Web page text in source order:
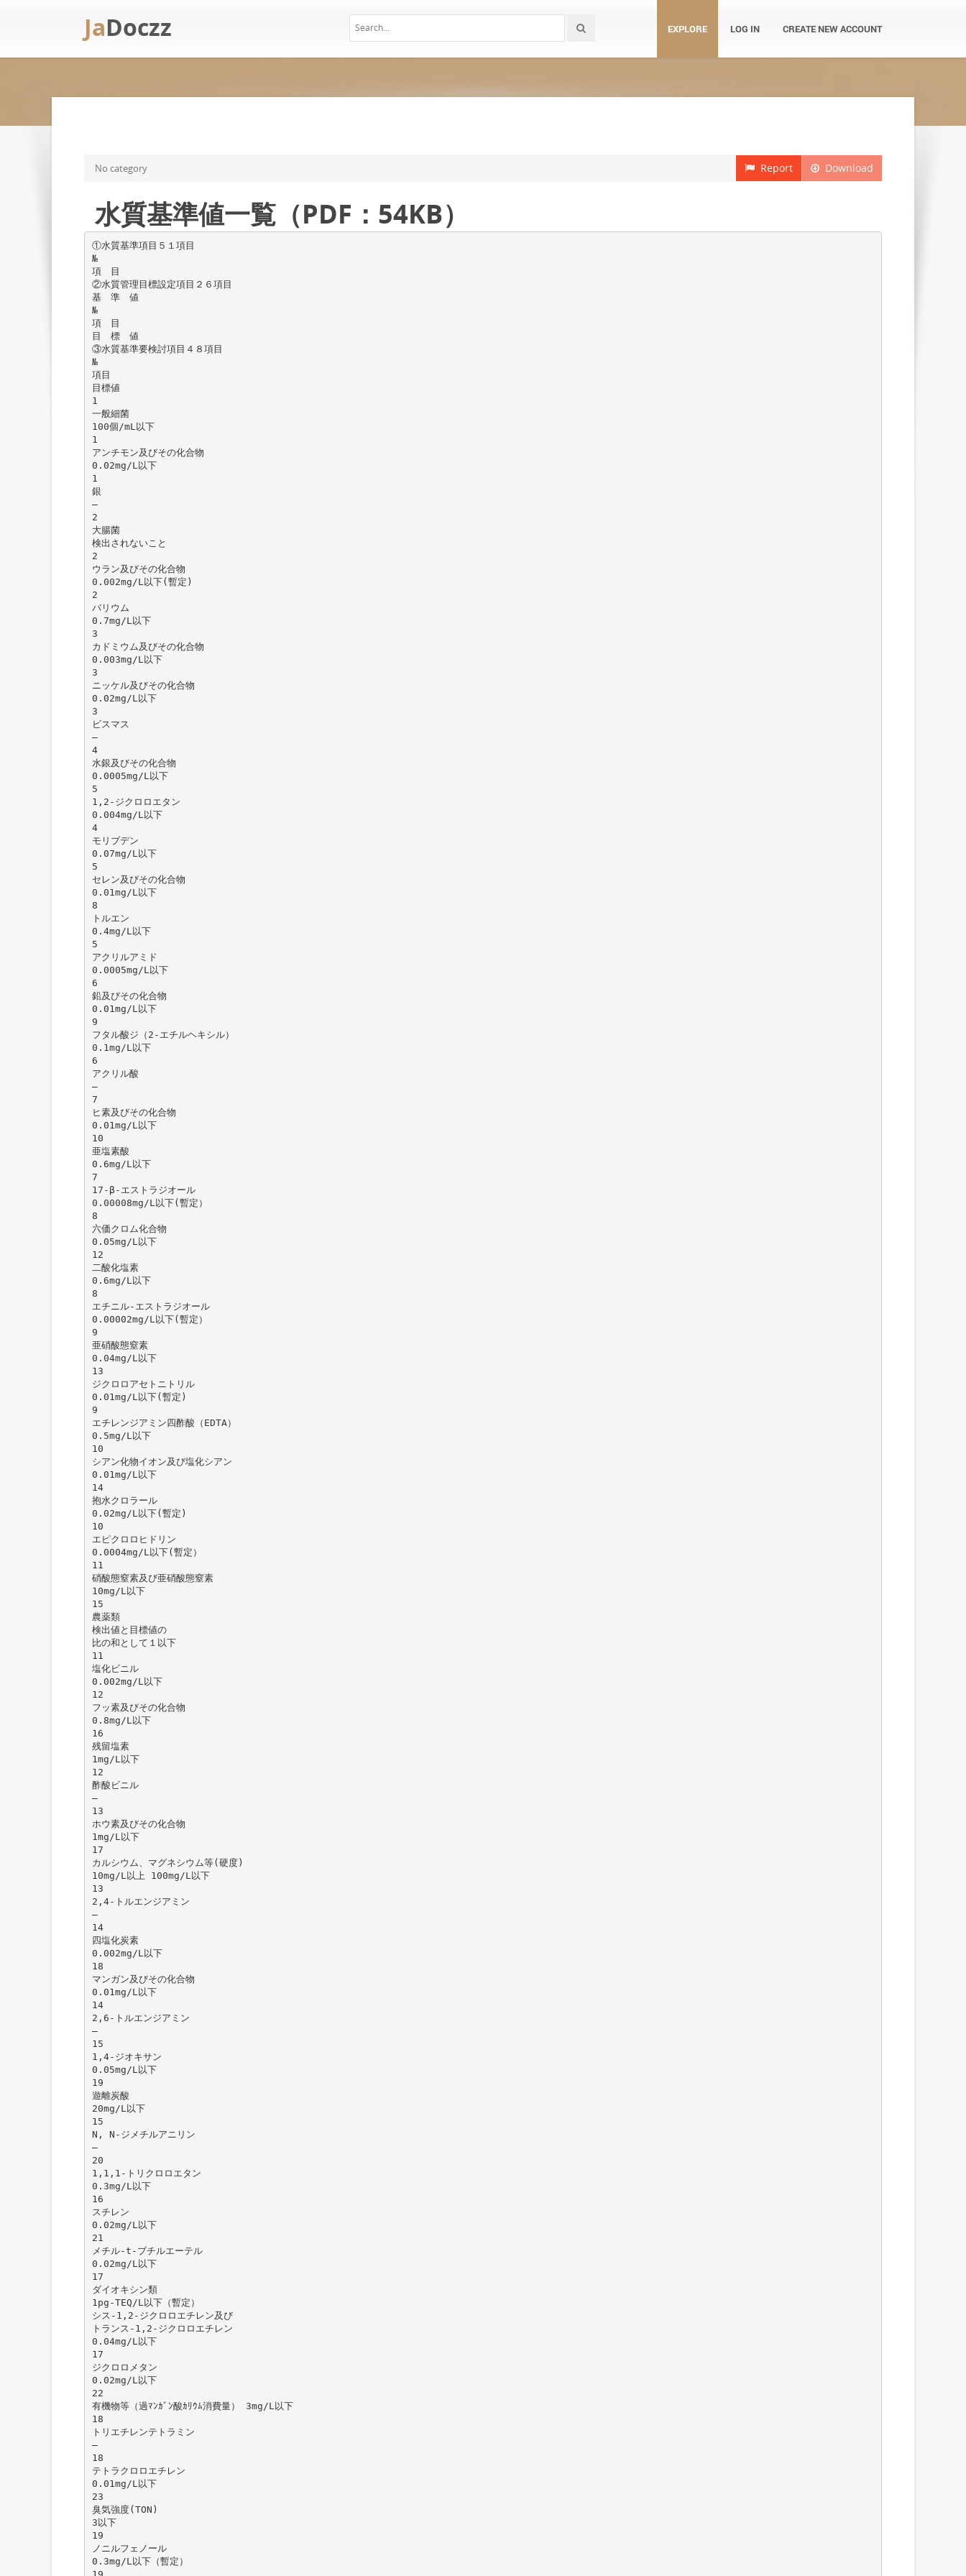
JaDoczz EXPLORE LOG IN CREATE NEW ACCOUNT
Download
Report
No category
水質基準値一覧（PDF：54KB）
①水質基準項目５１項目
№
項 目
②水質管理目標設定項目２６項目
基 準 値
№
項 目
目 標 値
③水質基準要検討項目４８項目
№
項目
目標値
1
一般細菌
100個/mL以下
1
アンチモン及びその化合物
0.02mg/L以下
1
銀
―
2
大腸菌
検出されないこと
2
ウラン及びその化合物
0.002mg/L以下(暫定)
2
バリウム
0.7mg/L以下
3
カドミウム及びその化合物
0.003mg/L以下
3
ニッケル及びその化合物
0.02mg/L以下
3
ビスマス
―
4
水銀及びその化合物
0.0005mg/L以下
5
1,2-ジクロロエタン
0.004mg/L以下
4
モリブデン
0.07mg/L以下
5
セレン及びその化合物
0.01mg/L以下
8
トルエン
0.4mg/L以下
5
アクリルアミド
0.0005mg/L以下
6
鉛及びその化合物
0.01mg/L以下
9
フタル酸ジ（2-エチルヘキシル）
0.1mg/L以下
6
アクリル酸
―
7
ヒ素及びその化合物
0.01mg/L以下
10
亜塩素酸
0.6mg/L以下
7
17-β-エストラジオール
0.00008mg/L以下(暫定）
8
六価クロム化合物
0.05mg/L以下
12
二酸化塩素
0.6mg/L以下
8
エチニル-エストラジオール
0.00002mg/L以下(暫定）
9
亜硝酸態窒素
0.04mg/L以下
13
ジクロロアセトニトリル
0.01mg/L以下(暫定)
9
エチレンジアミン四酢酸（EDTA）
0.5mg/L以下
10
シアン化物イオン及び塩化シアン
0.01mg/L以下
14
抱水クロラール
0.02mg/L以下(暫定)
10
エピクロロヒドリン
0.0004mg/L以下(暫定）
11
硝酸態窒素及び亜硝酸態窒素
10mg/L以下
15
農薬類
検出値と目標値の
比の和として１以下
11
塩化ビニル
0.002mg/L以下
12
フッ素及びその化合物
0.8mg/L以下
16
残留塩素
1mg/L以下
12
酢酸ビニル
―
13
ホウ素及びその化合物
1mg/L以下
17
カルシウム、マグネシウム等(硬度)
10mg/L以上 100mg/L以下
13
2,4-トルエンジアミン
―
14
四塩化炭素
0.002mg/L以下
18
マンガン及びその化合物
0.01mg/L以下
14
2,6-トルエンジアミン
―
15
1,4-ジオキサン
0.05mg/L以下
19
遊離炭酸
20mg/L以下
15
N, N-ジメチルアニリン
―
20
1,1,1-トリクロロエタン
0.3mg/L以下
16
スチレン
0.02mg/L以下
21
メチル-t-ブチルエーテル
0.02mg/L以下
17
ダイオキシン類
1pg-TEQ/L以下（暫定）
シス-1,2-ジクロロエチレン及び
トランス-1,2-ジクロロエチレン
0.04mg/L以下
17
ジクロロメタン
0.02mg/L以下
22
有機物等（過ﾏﾝｶﾞﾝ酸ｶﾘｳﾑ消費量） 3mg/L以下
18
トリエチレンテトラミン
―
18
テトラクロロエチレン
0.01mg/L以下
23
臭気強度(TON)
3以下
19
ノニルフェノール
0.3mg/L以下（暫定）
19